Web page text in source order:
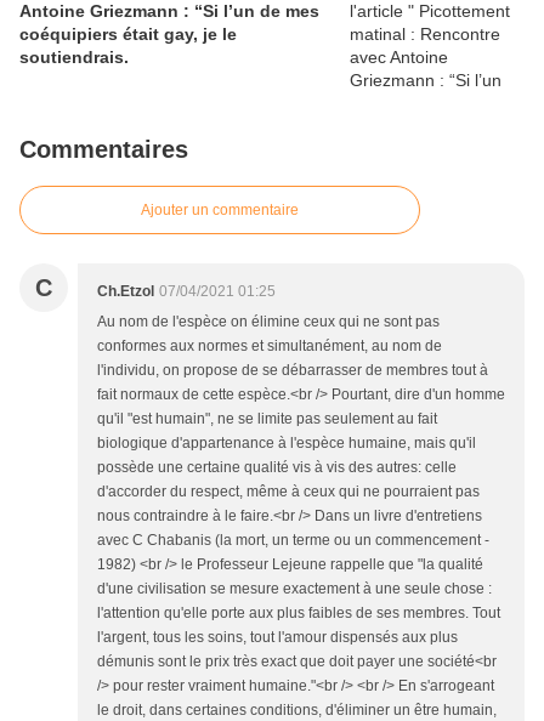
Antoine Griezmann : “Si l’un de mes
coéquipiers était gay, je le
soutiendrais.
Commentaires
Ajouter un commentaire
C Ch.Etzol 07/04/2021 01:25
Au nom de l'espèce on élimine ceux qui ne sont pas
conformes aux normes et simultanément, au nom de
l'individu, on propose de se débarrasser de membres tout à
fait normaux de cette espèce.<br /> Pourtant, dire d'un homme
qu'il "est humain", ne se limite pas seulement au fait
biologique d'appartenance à l'espèce humaine, mais qu'il
possède une certaine qualité vis à vis des autres: celle
d'accorder du respect, même à ceux qui ne pourraient pas
nous contraindre à le faire.<br /> Dans un livre d'entretiens
avec C Chabanis (la mort, un terme ou un commencement -
1982) <br /> le Professeur Lejeune rappelle que "la qualité
d'une civilisation se mesure exactement à une seule chose :
l'attention qu'elle porte aux plus faibles de ses membres. Tout
l'argent, tous les soins, tout l'amour dispensés aux plus
démunis sont le prix très exact que doit payer une société<br
/> pour rester vraiment humaine."<br /> <br /> En s'arrogeant
le droit, dans certaines conditions, d'éliminer un être humain,